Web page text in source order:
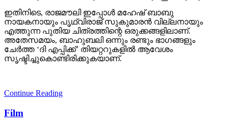
ഇതിനിടെ, രാജമൗലി ഇപ്പോള്‍ മഹേഷ് ബാബു
നായകനായും പൃഥ്വിരാജ് സുകുമാരന്‍ വില്ലനായും
എത്തുന്ന പുതിയ ചിത്രത്തിന്റെ ഒരുക്കങ്ങളിലാണ്.
അതേസമയം, ബാഹുബലി ഒന്നും രണ്ടും ഭാഗങ്ങളും
ചേര്‍ത്ത ‘ദി എപ്പിക്ക്’ തിയറ്ററുകളില്‍ ആവേശം
സൃഷ്ടിച്ചുകൊണ്ടിരിക്കുകയാണ്.
Continue Reading
Film